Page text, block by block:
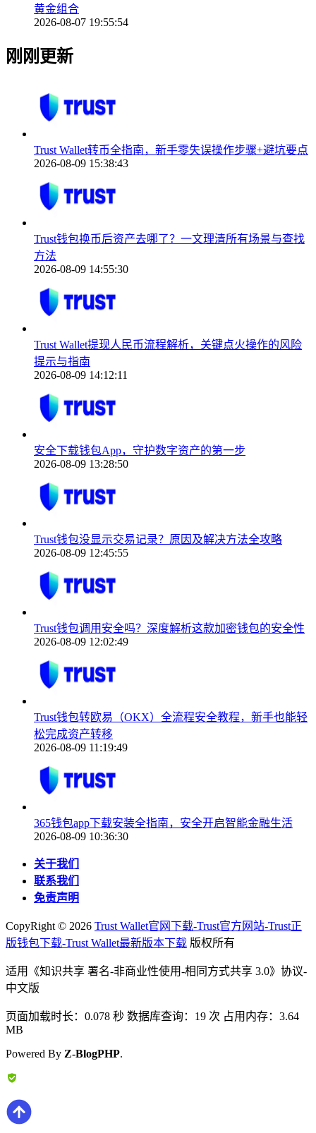
黄金组合
2026-08-07 19:55:54
刚刚更新
Trust Wallet转币全指南，新手零失误操作步骤+避坑要点
2026-08-09 15:38:43
Trust钱包换币后资产去哪了？一文理清所有场景与查找
方法
2026-08-09 14:55:30
Trust Wallet提现人民币流程解析，关键点火操作的风险
提示与指南
2026-08-09 14:12:11
安全下载钱包App，守护数字资产的第一步
2026-08-09 13:28:50
Trust钱包没显示交易记录？原因及解决方法全攻略
2026-08-09 12:45:55
Trust钱包调用安全吗？深度解析这款加密钱包的安全性
2026-08-09 12:02:49
Trust钱包转欧易（OKX）全流程安全教程，新手也能轻
松完成资产转移
2026-08-09 11:19:49
365钱包app下载安装全指南，安全开启智能金融生活
2026-08-09 10:36:30
关于我们
联系我们
免责声明
CopyRight © 2026 Trust Wallet官网下载-Trust官方网站-Trust正
版钱包下载-Trust Wallet最新版本下载 版权所有
适用《知识共享 署名-非商业性使用-相同方式共享 3.0》协议-
中文版
页面加载时长：0.078 秒 数据库查询：19 次 占用内存：3.64
MB
Powered By Z-BlogPHP.